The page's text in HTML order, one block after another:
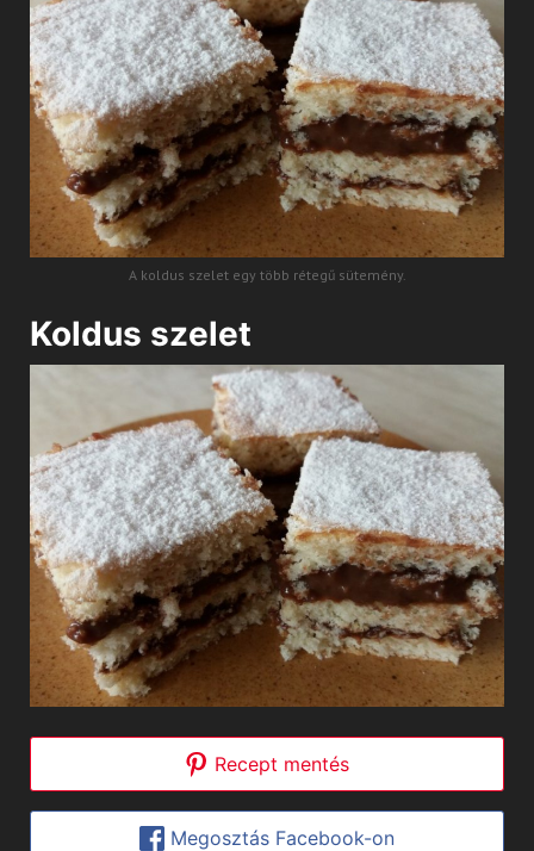
A koldus szelet egy több rétegű sütemény.
Koldus szelet
Recept mentés
Megosztás Facebook-on